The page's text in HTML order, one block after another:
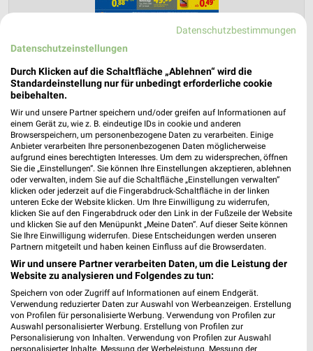
Lidl Prospekt für Nünchritz ab Mo. den
17.08.
Gültig von 17. Aug. bis 22. Aug.
📅 Kalendereintrag erstellen
PROSPEKT BLÄTTERN
KINDERMODE & SPIELZEUG WEIN HANDY & SMARTPHONE
Datenschutzbestimmungen
Datenschutzeinstellungen
Durch Klicken auf die Schaltfläche „Ablehnen“ wird die
Standardeinstellung nur für unbedingt erforderliche cookie
beibehalten.
Wir und unsere Partner speichern und/oder greifen auf Informationen auf
einem Gerät zu, wie z. B. eindeutige IDs in cookie und anderen
Browserspeichern, um personenbezogene Daten zu verarbeiten. Einige
Anbieter verarbeiten Ihre personenbezogenen Daten möglicherweise
aufgrund eines berechtigten Interesses. Um dem zu widersprechen, öffnen
Sie die „Einstellungen“. Sie können Ihre Einstellungen akzeptieren, ablehnen
oder verwalten, indem Sie auf die Schaltfläche „Einstellungen verwalten“
klicken oder jederzeit auf die Fingerabdruck-Schaltfläche in der linken
unteren Ecke der Website klicken. Um Ihre Einwilligung zu widerrufen,
klicken Sie auf den Fingerabdruck oder den Link in der Fußzeile der Website
und klicken Sie auf den Menüpunkt „Meine Daten“. Auf dieser Seite können
Sie Ihre Einwilligung widerrufen. Diese Entscheidungen werden unseren
Partnern mitgeteilt und haben keinen Einfluss auf die Browserdaten.
Wir und unsere Partner verarbeiten Daten, um die Leistung der
Website zu analysieren und Folgendes zu tun:
Speichern von oder Zugriff auf Informationen auf einem Endgerät.
Verwendung reduzierter Daten zur Auswahl von Werbeanzeigen. Erstellung
von Profilen für personalisierte Werbung. Verwendung von Profilen zur
Auswahl personalisierter Werbung. Erstellung von Profilen zur
Personalisierung von Inhalten. Verwendung von Profilen zur Auswahl
personalisierter Inhalte. Messung der Werbeleistung. Messung der